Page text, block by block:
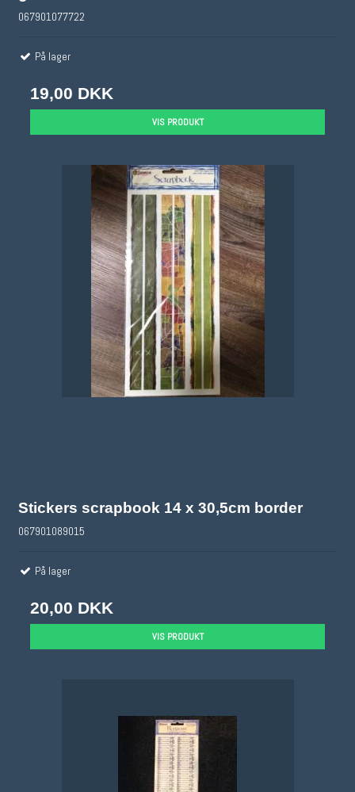
067901077722
På lager
19,00 DKK
VIS PRODUKT
Stickers scrapbook 14 x 30,5cm border
067901089015
På lager
20,00 DKK
VIS PRODUKT